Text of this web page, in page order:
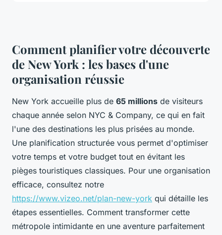
Comment planifier votre découverte
de New York : les bases d'une
organisation réussie
New York accueille plus de 65 millions de visiteurs
chaque année selon NYC & Company, ce qui en fait
l'une des destinations les plus prisées au monde.
Une planification structurée vous permet d'optimiser
votre temps et votre budget tout en évitant les
pièges touristiques classiques. Pour une organisation
efficace, consultez notre
https://www.vizeo.net/plan-new-york qui détaille les
étapes essentielles. Comment transformer cette
métropole intimidante en une aventure parfaitement